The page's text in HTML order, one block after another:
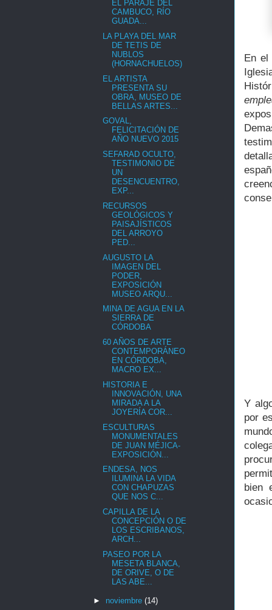
En el
Y
por
bien
EL PARAJE DEL
CAMBUCO, RÍO
GUADA...
LA PLAYA DEL MAR
DE TETIS DE
NUBLOS
(HORNACHUELOS)
EL ARTISTA
PRESENTA SU
OBRA, MUSEO DE
BELLAS ARTES...
GOVAL,
FELICITACIÓN DE
AÑO NUEVO 2015
SEFARAD OCULTO,
TESTIMONIO DE
UN
DESENCUENTRO,
EXP...
RECURSOS
GEOLÓGICOS Y
PAISAJÍSTICOS
DEL ARROYO
PED...
AUGUSTO LA
IMAGEN DEL
PODER,
EXPOSICIÓN
MUSEO ARQU...
MINA DE AGUA EN LA
SIERRA DE
CÓRDOBA
60 AÑOS DE ARTE
CONTEMPORÁNEO
EN CÓRDOBA,
MACRO EX...
HISTORIA E
INNOVACIÓN, UNA
MIRADA A LA
JOYERÍA COR...
ESCULTURAS
MONUMENTALES
DE JUAN MÉJICA-
EXPOSICIÓN...
ENDESA, NOS
ILUMINA LA VIDA
CON CHAPUZAS
QUE NOS C...
CAPILLA DE LA
CONCEPCIÓN O DE
LOS ESCRIBANOS,
ARCH...
PASEO POR LA
MESETA BLANCA,
DE ORIVE, O DE
LAS ABE...
► noviembre (14)